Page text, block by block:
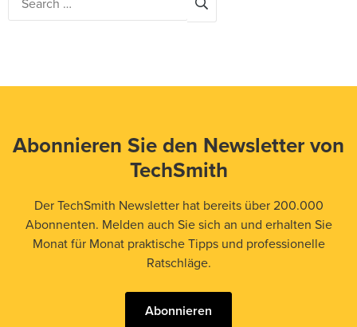
Abonnieren Sie den Newsletter von
TechSmith
Der TechSmith Newsletter hat bereits über 200.000
Abonnenten. Melden auch Sie sich an und erhalten Sie
Monat für Monat praktische Tipps und professionelle
Ratschläge.
Abonnieren